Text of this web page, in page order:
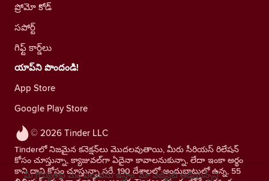
© 2026 Tinder LLC
Tinderలో నిజమైన కనెక్షన్‌లు మొదలవుతాయి, మీరు సీరియస్ రిలేషన్
కోసం చూస్తున్నా, క్యాజువల్‌గా ఏదైనా కావాలనుకున్నా, లేదా ఇంకా అర్థం
కాని దాని కోసం చూస్తున్నా సరే. 190 దేశాలలో అందుబాటులో ఉన్న, 55
ప్రోమో కోడ్
సపోర్ట్
గిఫ్ట్ కార్డ్‌లు
యాప్‌ని పొందండి!
App Store
Google Play Store
మీ గోప్యతకు మేం విలువను ఇస్తాం. మా వెబ్‌సైట్ ఆడియెన్స్‌ని